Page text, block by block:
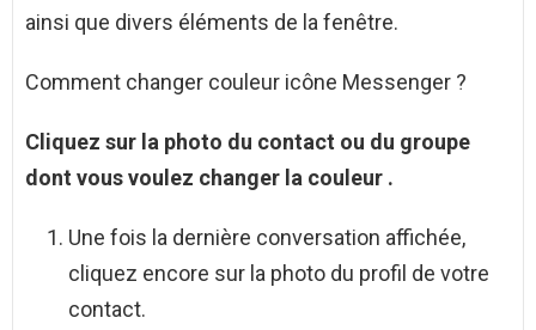
ainsi que divers éléments de la fenêtre.
Comment changer couleur icône Messenger ?
Cliquez sur la photo du contact ou du groupe
dont vous voulez changer la couleur .
Une fois la dernière conversation affichée,
cliquez encore sur la photo du profil de votre
contact.